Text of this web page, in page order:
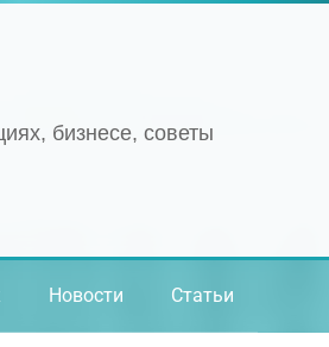
бизнесе, советы
Новости Статьи